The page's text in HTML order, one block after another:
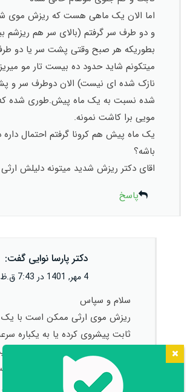
اما الان یک ماهی هست که ریزش موی
و دو طرف سر گرفتم (بالای سر هم ریزشم
بطوریکه هر صبح وقتی پشت سر یا دو
میتکونم شاید حدود ده بیست تار مو
نازک شده ای نیست) الان دوطرف سر و
شده نسبت به یک ماه پیش.طوری شده
مویی برا کاشت نمونه.
یک ماه پیش هم کرونا گرفتم احتمال داره
باشه؟
اقای دکتر ریزش شدید میتونه دلیلش
پاسخ
دکتر پارسا نوایی گفت:
4 مهر, 1401 در 7:43 ق.ظ
سلام و سپاس
ریزش موی ارثی ممکن است با
ثابت پیشروی کرده یا به یکباره
هر دو صورت تاثیری بر بانک
داشت چون اساسا بانک مو یعنی
تحت تاثیر هورمون قرار نمی گیرد